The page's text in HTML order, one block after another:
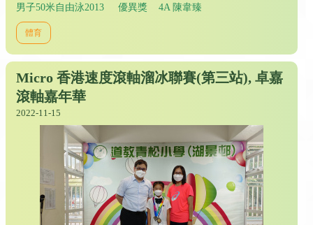
男子50米自由泳2013 優異獎 4A 陳韋臻
體育
Micro 香港速度滾軸溜冰聯賽(第三站), 卓嘉
滾軸嘉年華
2022-11-15